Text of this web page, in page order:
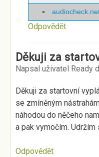
Odpovědět
Děkuji za
Napsal uživatel Ready
Děkuji za startovní
se zmíněným
náhodou do něčeho
a pak vymočím.
Odpovědět